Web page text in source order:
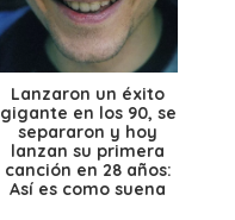
Lanzaron un éxito
gigante en los 90, se
separaron y hoy
lanzan su primera
canción en 28 años:
Así es como suena